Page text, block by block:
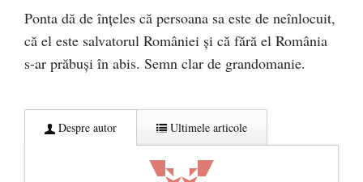
Ponta dă de înțeles că persoana sa este de neînlocuit,
că el este salvatorul României și că fără el România
s-ar prăbuși în abis. Semn clar de grandomanie.
Despre autor Ultimele articole